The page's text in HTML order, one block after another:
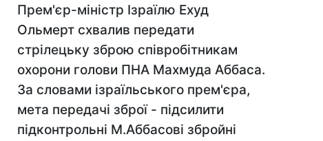
Прем'єр-міністр Ізраїлю Ехуд
Ольмерт схвалив передати
стрілецьку зброю співробітникам
охорони голови ПНА Махмуда Аббаса.
За словами ізраїльського прем'єра,
мета передачі зброї - підсилити
підконтрольні М.Аббасові збройні